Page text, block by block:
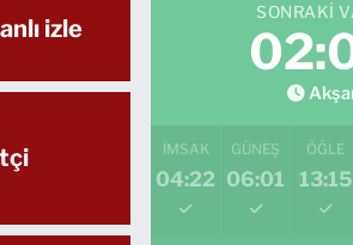
izle
SONRAKI
İMSAK
04:22
GÜNEŞ
06:01
ÖĞLE
13:15